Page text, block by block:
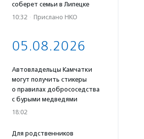
соберет семьи в Липецке
10:32 · Прислано НКО
05.08.2026
Автовладельцы Камчатки
могут получить стикеры
о правилах добрососедства
с бурыми медведями
18:02
Для родственников